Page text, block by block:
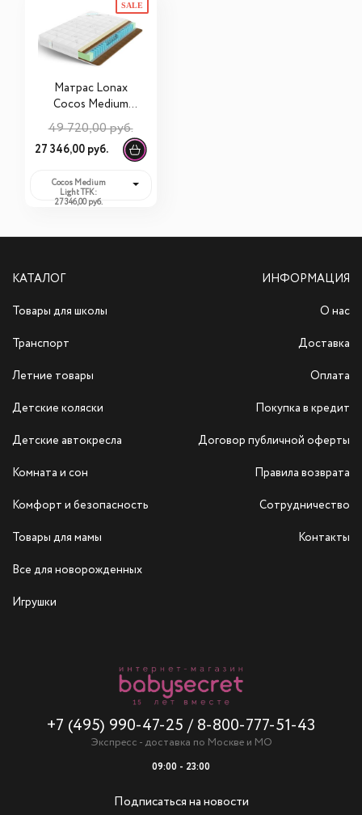
SALE
Матрас Lonax
Cocos Medium
120х200х20
49 720,00 руб.
27 346,00 руб.
Cocos Medium
Light TFK:
27 346,00 руб.
КАТАЛОГ
Товары для школы
Транспорт
Летние товары
Детские коляски
Детские автокресла
Комната и сон
Комфорт и безопасность
Товары для мамы
Все для новорожденных
Игрушки
+7 (495) 990-47-25 / 8-800-777-51-43
Экспресс - доставка по Москве и МО
09:00 - 23:00
Подписаться на новости
ИНФОРМАЦИЯ
О нас
Доставка
Оплата
Покупка в кредит
Договор публичной оферты
Правила возврата
Сотрудничество
Контакты